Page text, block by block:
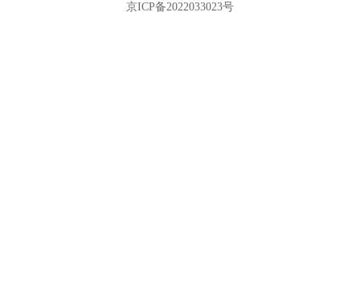
京ICP备2022033023号